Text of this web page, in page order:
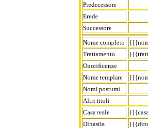
Predecessore
Erede
Successore
Nome completo
Trattamento
Onorificenze
Nome templare
Nomi postumi
Altri titoli
Casa reale
Dinastia